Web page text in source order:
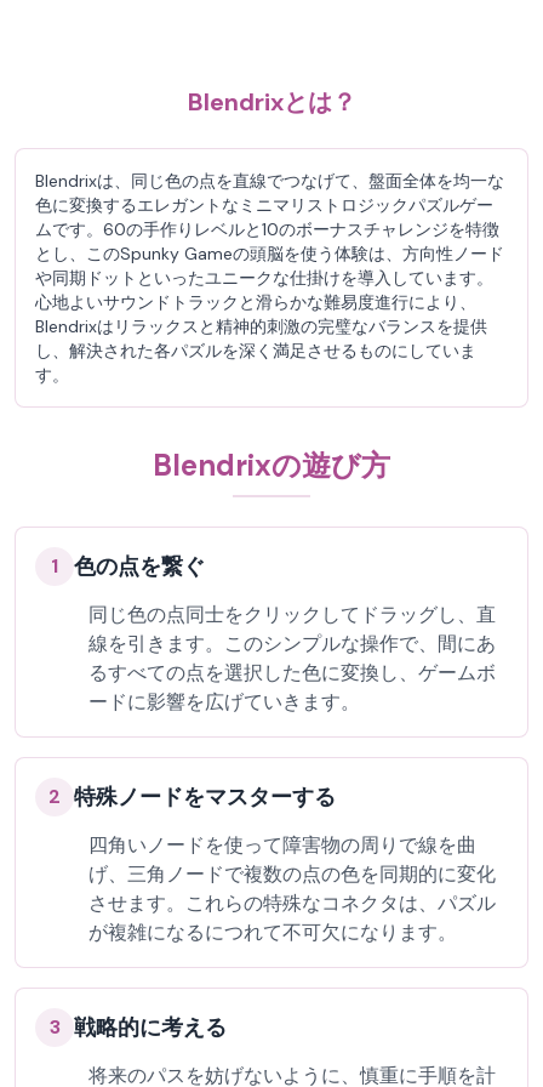
Blendrixとは？
Blendrixは、同じ色の点を直線でつなげて、盤面全体を均一な
色に変換するエレガントなミニマリストロジックパズルゲー
ムです。60の手作りレベルと10のボーナスチャレンジを特徴
とし、このSpunky Gameの頭脳を使う体験は、方向性ノード
や同期ドットといったユニークな仕掛けを導入しています。
心地よいサウンドトラックと滑らかな難易度進行により、
Blendrixはリラックスと精神的刺激の完璧なバランスを提供
し、解決された各パズルを深く満足させるものにしていま
す。
Blendrixの遊び方
1 色の点を繋ぐ
同じ色の点同士をクリックしてドラッグし、直
線を引きます。このシンプルな操作で、間にあ
るすべての点を選択した色に変換し、ゲームボ
ードに影響を広げていきます。
2 特殊ノードをマスターする
四角いノードを使って障害物の周りで線を曲
げ、三角ノードで複数の点の色を同期的に変化
させます。これらの特殊なコネクタは、パズル
が複雑になるにつれて不可欠になります。
3 戦略的に考える
将来のパスを妨げないように、慎重に手順を計